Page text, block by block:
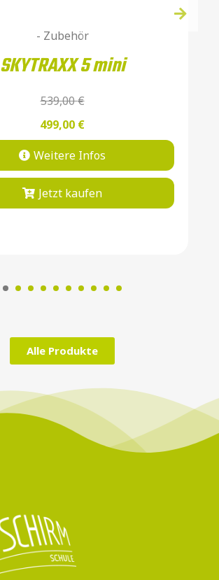
- Zubehör
SKYTRAXX 5 mini
539,00€
499,00 €
Weitere Infos
Jetzt kaufen
Alle Produkte